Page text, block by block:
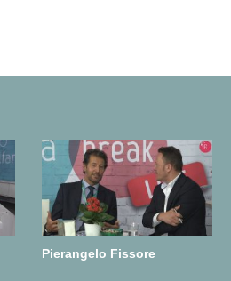
Pierangelo Fissore